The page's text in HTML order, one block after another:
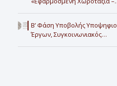
Β’ Φάση Υποβολής
Έργων, Συγκοινωνιακός…